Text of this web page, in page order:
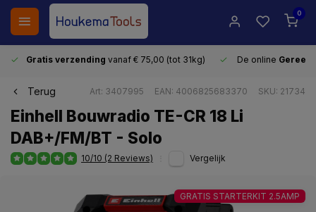
0
Gratis verzending vanaf € 75,00 (tot 31kg) De online
Terug Art: 3407995 EAN: 4006825683370 SKU: 21734
Einhell Bouwradio TE-CR 18 Li
DAB+/FM/BT - Solo
10/10 (2 Reviews) Vergelijk
GRATIS STARTERKIT 2.5AMP